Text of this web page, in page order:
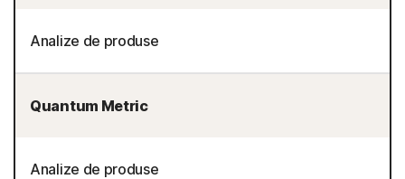
Analize de produse
Quantum Metric
Analize de produse